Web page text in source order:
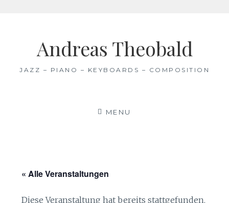
Andreas Theobald
JAZZ – PIANO – KEYBOARDS – COMPOSITION
MENU
« Alle Veranstaltungen
Diese Veranstaltung hat bereits stattgefunden.